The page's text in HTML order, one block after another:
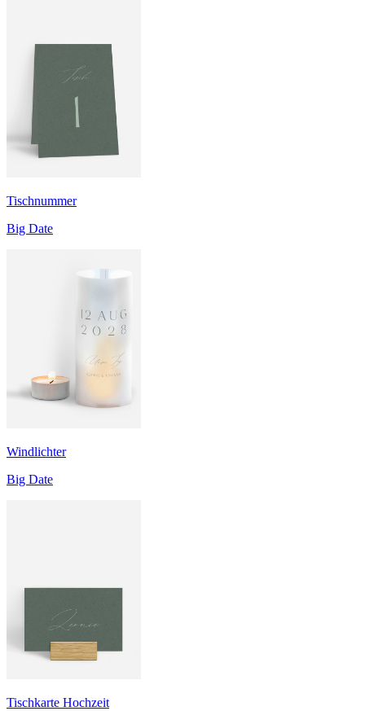
Tischnummer
Big Date
Windlichter
Big Date
Tischkarte Hochzeit